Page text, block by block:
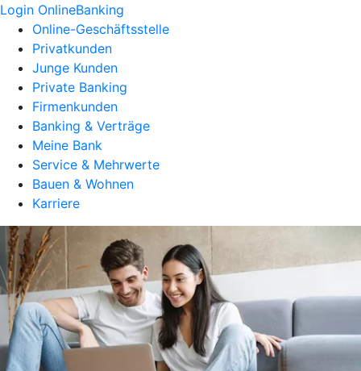
Login OnlineBanking
Online-Geschäftsstelle
Privatkunden
Junge Kunden
Private Banking
Firmenkunden
Banking & Verträge
Meine Bank
Service & Mehrwerte
Bauen & Wohnen
Karriere